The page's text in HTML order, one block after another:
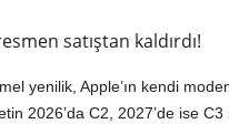
satıştan kaldırdı!
yenilik, Apple’ın kendi
2026’da C2, 2027’de ise